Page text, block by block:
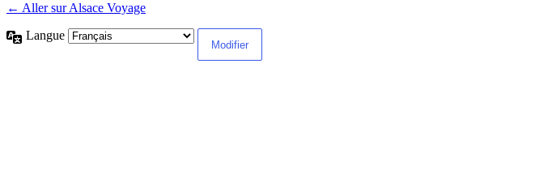
← Aller sur Alsace Voyage
Langue